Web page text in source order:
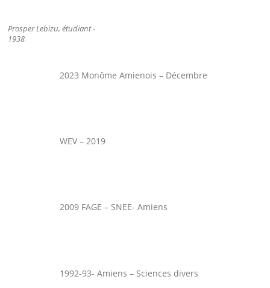
Prosper Lebizu, étudiant -
1938
2023 Monôme Amienois – Décembre
WEV – 2019
2009 FAGE – SNEE- Amiens
1992-93- Amiens – Sciences divers